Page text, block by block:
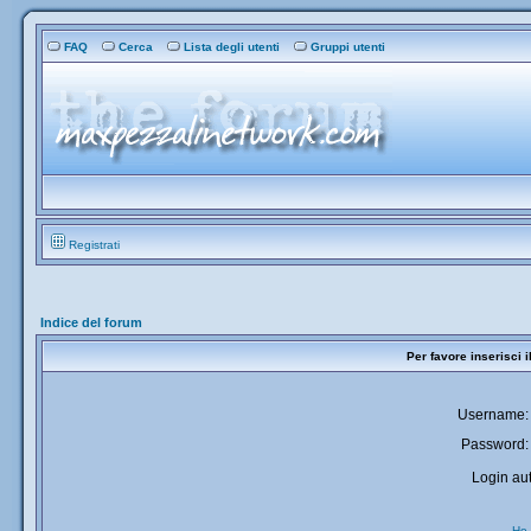
FAQ Cerca Lista degli utenti Gruppi utenti
Registrati
Indice del forum
Per favore inserisci
Username:
Password:
Login